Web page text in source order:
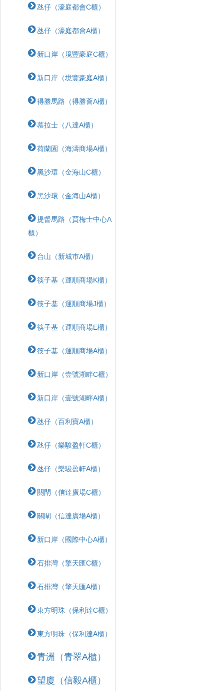
氹仔（濠庭都會C櫃）
氹仔（濠庭都會A櫃）
新口岸（境豐豪庭C櫃）
新口岸（境豐豪庭A櫃）
得勝馬路（得勝薈A櫃）
慕拉士（八達A櫃）
荷蘭園（海濤商場A櫃）
黑沙環（金海山C櫃）
黑沙環（金海山A櫃）
提督馬路（賈梅士中心A
櫃）
台山（新城巿A櫃）
筷子基（運順商場K櫃）
筷子基（運順商場J櫃）
筷子基（運順商場E櫃）
筷子基（運順商場A櫃）
新口岸（壹號湖畔C櫃）
新口岸（壹號湖畔A櫃）
氹仔（百利寶A櫃）
氹仔（樂駿盈軒C櫃）
氹仔（樂駿盈軒A櫃）
關閘（信達廣場C櫃）
關閘（信達廣場A櫃）
新口岸（國際中心A櫃）
石排灣（擎天匯C櫃）
石排灣（擎天匯A櫃）
東方明珠（保利達C櫃）
東方明珠（保利達A櫃）
青洲（青翠A櫃）
望廈（信毅A櫃）